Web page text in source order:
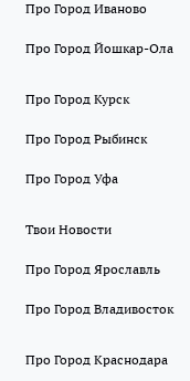
Про Город Иваново
Про Город Йошкар-Ола
Про Город Курск
Про Город Рыбинск
Про Город Уфа
Твои Новости
Про Город Ярославль
Про Город Владивосток
Про Город Краснодара